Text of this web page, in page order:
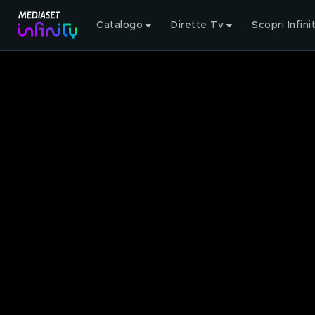
Catalogo Dirette Tv Scopri